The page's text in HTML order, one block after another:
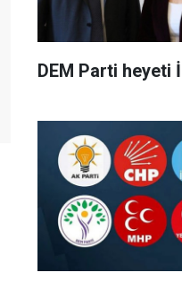
DEM Parti heyeti